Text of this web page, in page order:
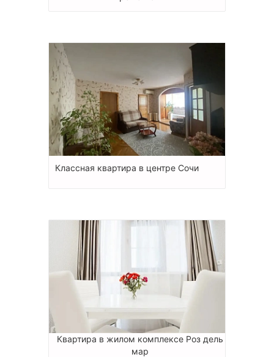
Классная квартира в центре Сочи
Квартира в жилом комплексе Роз дель
мар